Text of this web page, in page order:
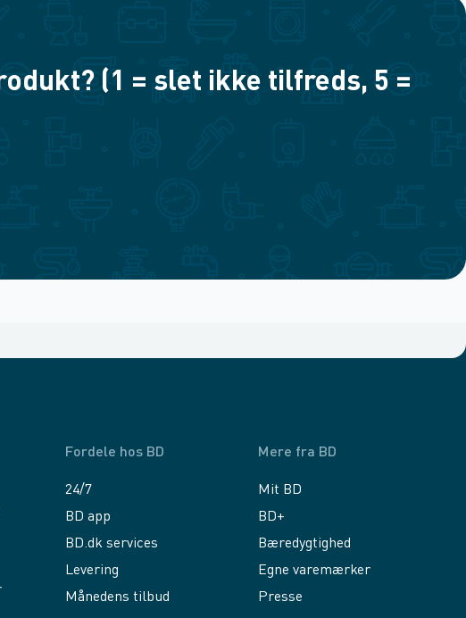
(1 = slet ikke tilfreds, 5 =
Fordele hos BD
24/7
BD app
BD.dk services
Levering
Månedens tilbud
Mere fra BD
Mit BD
BD+
Bæredygtighed
Egne varemærker
Presse